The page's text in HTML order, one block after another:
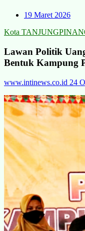
19 Maret 2026
Kota
Lawan Politik
Bentuk Kampung
www.intinews.co.id 24